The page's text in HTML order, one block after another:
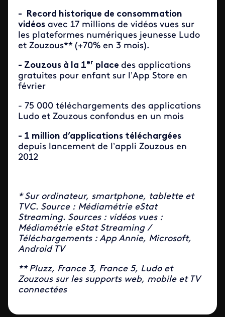
- Record historique de consommation
vidéos avec 17 millions de vidéos vues sur
les plateformes numériques jeunesse Ludo
et Zouzous** (+70% en 3 mois).
- Zouzous à la 1er place des applications
gratuites pour enfant sur l’App Store en
février
- 75 000 téléchargements des applications
Ludo et Zouzous confondus en un mois
- 1 million d’applications téléchargées
depuis lancement de l’appli Zouzous en
2012
* Sur ordinateur, smartphone, tablette et
TVC. Source : Médiamétrie eStat
Streaming. Sources : vidéos vues :
Médiamétrie eStat Streaming /
Téléchargements : App Annie, Microsoft,
Android TV
** Pluzz, France 3, France 5, Ludo et
Zouzous sur les supports web, mobile et TV
connectées